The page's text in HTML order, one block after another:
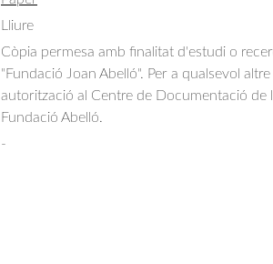
Lliure
Còpia permesa amb finalitat d'estudi o
"Fundació Joan Abelló". Per a qualsevol
autorització al Centre de Documentació de
Fundació Abelló.
-